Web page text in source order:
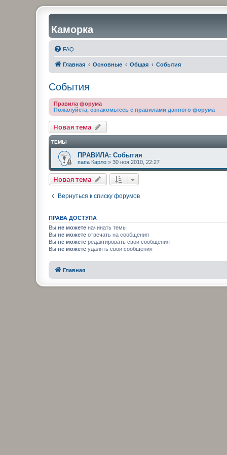
Каморка
FAQ
Главная Основные Общая События
События
Правила форума
Пожалуйста, ознакомьтесь с правилами данного форума
Новая тема
ТЕМЫ
ПРАВИЛА: События
папа Карло » 30 ноя 2010, 22:27
Новая тема
Вернуться к списку форумов
ПРАВА ДОСТУПА
Вы не можете начинать темы
Вы не можете отвечать на сообщения
Вы не можете редактировать свои сообщения
Вы не можете удалять свои сообщения
Главная